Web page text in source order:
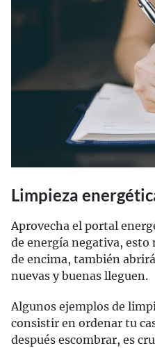
Limpieza
Aprovecha el portal
de energía negativa, esto
de encima, también
nuevas y buenas lleguen.
Algunos ejemplos de
consistir en ordenar tu
después escombrar, es